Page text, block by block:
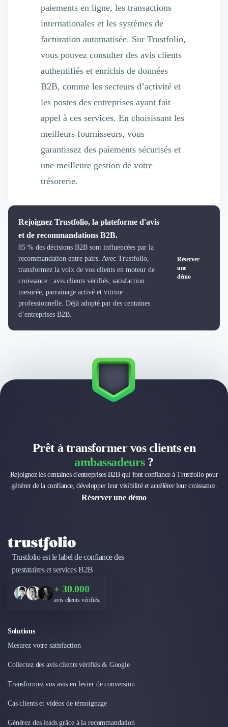
paiements en ligne, les transactions
internationales et les systèmes de
facturation automatisée. Sur Trustfolio,
vous pouvez consulter des avis clients
authentifiés et enrichis de données
B2B, comme les secteurs d’activité et
les postes des entreprises ayant fait
appel à ces services. En choisissant les
meilleurs fournisseurs, vous
garantissez des paiements sécurisés et
une meilleure gestion de votre
trésorerie.
Rejoignez Trustfolio, la plateforme d'avis
et de recommandations B2B.
85 % des décisions B2B sont influencées par la
recommandation entre pairs. Avec Trustfolio,
transformez la voix de vos clients en moteur de
croissance : avis clients vérifiés, satisfaction
mesurée, parrainage activé et vitrine
professionnelle. Déjà adopté par des centaines
d’entreprises B2B.
Réserver
une
démo
Prêt à transformer vos clients en
ambassadeurs?
Rejoignez les centaines d'entreprises B2B qui font confiance à Trustfolio pour
générer de la confiance, développer leur visibilité et accélérer leur croissance.
Réserver une démo
Trustfolio est le label de confiance des
prestataires et services B2B
+ 30.000
avis clients vérifiés.
Solutions
Mesurez votre satisfaction
Collectez des avis clients vérifiés & Google
Transformez vos avis en levier de conversion
Cas clients et vidéos de témoignage
Générez des leads grâce à la recommandation